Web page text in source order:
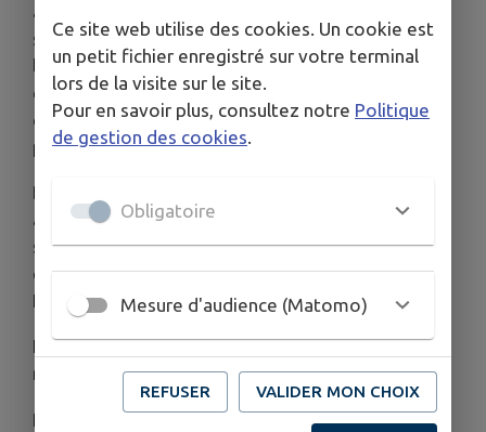
âge. De nombreux vestiges de l’époque romane
sont visibles sur toute la façade méridionale de
l’église. Celle de droite a été murée et un
chapiteau gallo-romain a été scellé à son pied. Ce
chapiteau surnommé la « babillarde » servait de
piédestal au tambour du village
D’après la tradition la belle tour du clocher actuel
avec ses deux baies méridionales géminées du XII
siècle, agrémentées de petits chapiteaux, aurait
d’abord servi de beffroi à la forteresse du
Heyaume, édifiée à la même époque
En 1169 le nom de l’église Saint-Laurent est
mentionné dans le cartulaire de Généteil.
Pendant la Révolution, en 1793, la charpente de la
Ce site web utilise des cookies. Un cookie est
un petit fichier enregistré sur votre terminal
lors de la visite sur le site.
Pour en savoir plus, consultez notre Politique
de gestion des cookies
Obligatoire
Mesure d'audience (Matomo)
REFUSER VALIDER MON CHOIX